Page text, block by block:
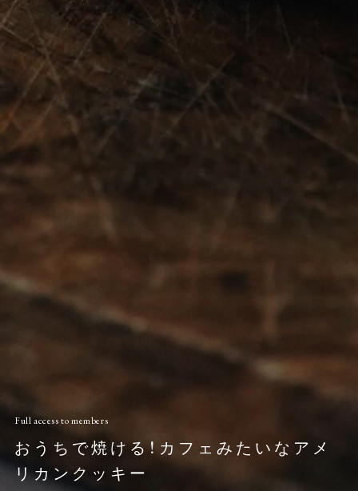
Full access to members
おうちで焼ける！カフェみたいなアメ
リカンクッキー